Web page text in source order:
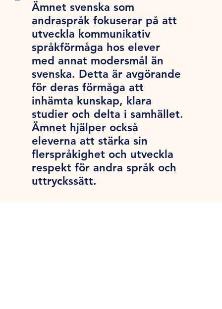
Ämnet svenska som
andraspråk fokuserar på att
utveckla kommunikativ
språkförmåga hos elever
med annat modersmål än
svenska. Detta är avgörande
för deras förmåga att
inhämta kunskap, klara
studier och delta i samhället.
Ämnet hjälper också
eleverna att stärka sin
flerspråkighet och utveckla
respekt för andra språk och
uttryckssätt.